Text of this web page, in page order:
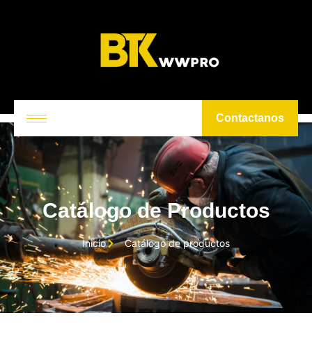
Contactanos
Catálogo de Productos
Inicio Catálogo de productos